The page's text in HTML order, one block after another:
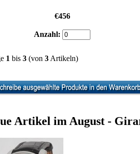
€456
Anzahl:
1 bis 3 (von 3 Artikeln)
Artikel im August -